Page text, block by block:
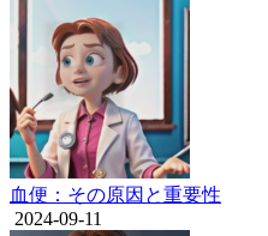
血便：その原因と重要性
2024-09-11